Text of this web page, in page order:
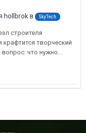
hollbrok в SkyTech
строителя
творческий
что нужно...